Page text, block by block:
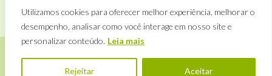
Utilizamos cookies para oferecer melhor experiência, melhorar o
desempenho, analisar como você interage em nosso site e
personalizar conteúdo. Leia mais
Rejeitar Aceitar
©Alê Espaço de Arte Zwei Arts.